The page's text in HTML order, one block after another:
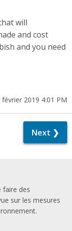
will
and cost
and you need
2019 4:01 PM
Next ❯
faire des
sur les mesures